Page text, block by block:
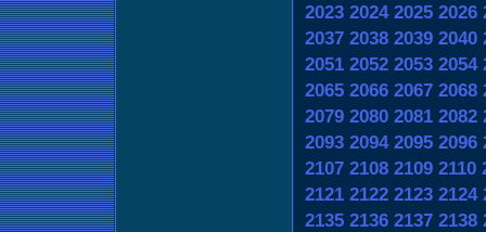
2023 2024 2025 2026
2037 2038 2039 2040
2051 2052 2053 2054
2065 2066 2067 2068
2079 2080 2081 2082
2093 2094 2095 2096
2107 2108 2109 2110
2121 2122 2123 2124
2135 2136 2137 2138